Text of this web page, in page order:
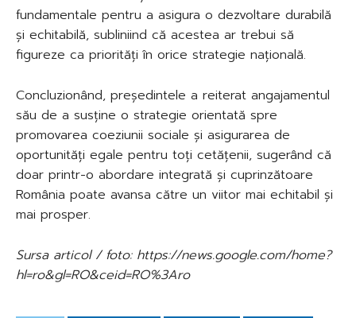
fundamentale pentru a asigura o dezvoltare durabilă
și echitabilă, subliniind că acestea ar trebui să
figureze ca priorități în orice strategie națională.
Concluzionând, președintele a reiterat angajamentul
său de a susține o strategie orientată spre
promovarea coeziunii sociale și asigurarea de
oportunități egale pentru toți cetățenii, sugerând că
doar printr-o abordare integrată și cuprinzătoare
România poate avansa către un viitor mai echitabil și
mai prosper.
Sursa articol / foto: https://news.google.com/home?
hl=ro&gl=RO&ceid=RO%3Aro